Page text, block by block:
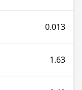
0.013
1.63